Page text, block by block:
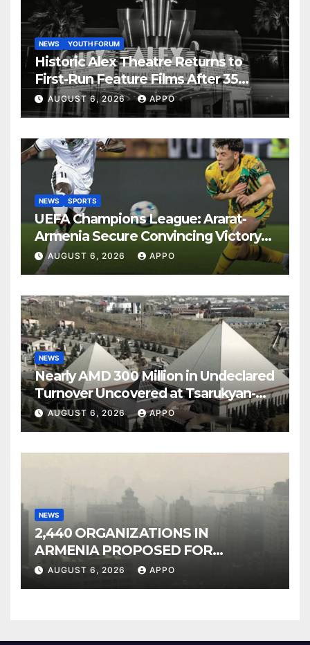
NEWS YOUTH FORUM
Historic Alex Theatre Returns to
First-Run Feature Films After 35
Years
AUGUST 6, 2026 APPO
NEWS SPORTS
UEFA Champions League: Ararat-
Armenia Secure Convincing Victory
Over Shamrock Rovers 2-0
AUGUST 6, 2026 APPO
NEWS
Nearly AMD 300 Million in Undeclared
Turnover Uncovered at Tsarukyan-
Owned Entertainment Center
AUGUST 6, 2026 APPO
NEWS
2,440 ORGANIZATIONS IN
ARMENIA PROPOSED FOR
INCLUSION IN LIST OF AIR
AUGUST 6, 2026 APPO